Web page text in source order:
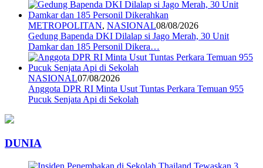
METROPOLITAN, NASIONAL08/08/2026
Gedung Bapenda DKI Dilalap si Jago Merah, 30 Unit
Damkar dan 185 Personil Dikera…
NASIONAL07/08/2026
Anggota DPR RI Minta Usut Tuntas Perkara Temuan 955
Pucuk Senjata Api di Sekolah
DUNIA